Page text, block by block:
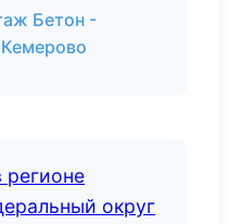
Бетон -
регионе
округ